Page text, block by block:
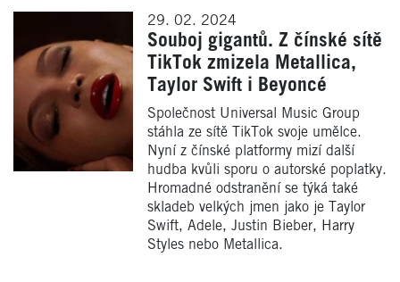
29. 02. 2024
Souboj gigantů. Z čínské sítě
TikTok zmizela Metallica,
Taylor Swift i Beyoncé
Společnost Universal Music Group
stáhla ze sítě TikTok svoje umělce.
Nyní z čínské platformy mizí další
hudba kvůli sporu o autorské poplatky.
Hromadné odstranění se týká také
skladeb velkých jmen jako je Taylor
Swift, Adele, Justin Bieber, Harry
Styles nebo Metallica.